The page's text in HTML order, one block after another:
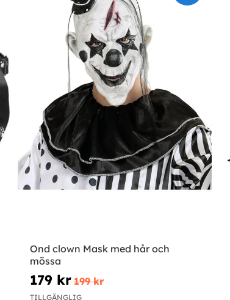
Ond clown Mask med hår och
mössa
179 kr 199 kr
TILLGÄNGLIG